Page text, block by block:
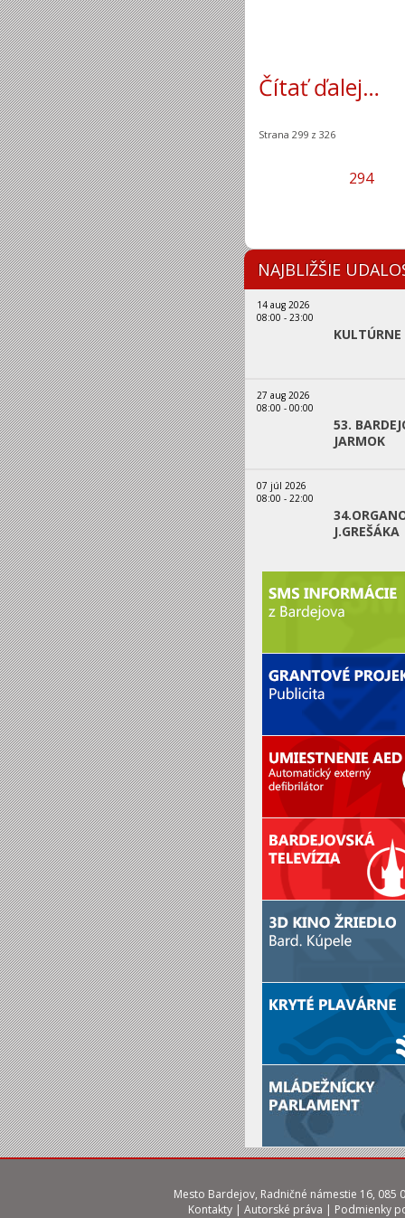
Čítať ďalej…
Strana 299 z 326
294
NAJBLIŽŠIE
14 aug 2026
08:00 - 23:00
27 aug 2026
08:00 - 00:00
53.
JARMOK
07 júl 2026
08:00 - 22:00
J.GREŠÁKA
Mesto Bardejov, Radničné námestie 16, 085
Kontakty | Autorské práva | Podmienky